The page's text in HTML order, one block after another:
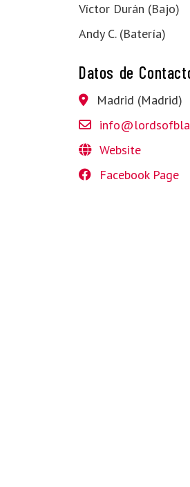
Víctor Durán (Bajo)
Andy C. (Batería)
Datos de
Madrid (Madrid)
Website
Facebook Page